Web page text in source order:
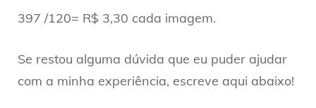
397 /120= R$ 3,30 cada imagem.
Se restou alguma dúvida que eu puder ajudar
com a minha experiência, escreve aqui abaixo!